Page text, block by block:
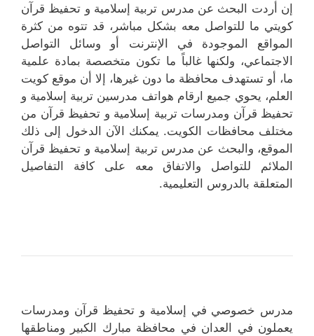
إن أردت البحث عن مدرس تربية إسلامية و تحفيظ قرآن
كويتي ما للتواصل معه بشكل مباشر، قد تتوه من كثرة
المواقع الموجودة في الإنترنت أو وسائل التواصل
الاجتماعي، ولكنها غالباً ما تكون متخصصة بمادة علمية
ما، أو تستهدف محافظة ما دون غيرها، إلا أن موقع كويت
العلم، يحوي جميع ارقام هواتف مدرسين تربية إسلامية و
تحفيظ قرآن ومدرسات تربية إسلامية و تحفيظ قرآن من
مختلف محافظات الكويت. يمكنك الآن الدخول إلى ذلك
الموقع، والبحث عن مدرس تربية إسلامية و تحفيظ قرآن
الملائم للتواصل والاتفاق معه على كافة التفاصيل
المتعلقة بالدروس التعليمية.
مدرس خصوصي في إسلامية و تحفيظ قرآن ومدرسات
يعملون في العدان في محافظة مبارك الكبير ومناطقها